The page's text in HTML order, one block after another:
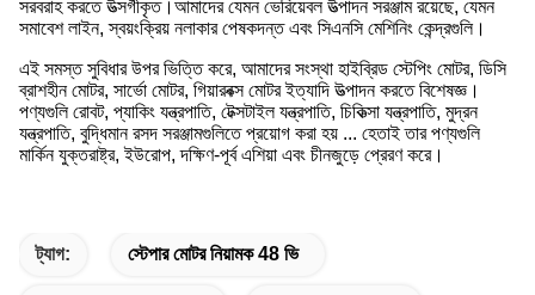
সরবরাহ করতে উত্সর্গীকৃত।আমাদের যেমন ভেরিয়েবল উত্পাদন সরঞ্জাম রয়েছে, যেমন
সমাবেশ লাইন, স্বয়ংক্রিয় নলাকার পেষকদন্ত এবং সিএনসি মেশিনিং কেন্দ্রগুলি।
এই সমস্ত সুবিধার উপর ভিত্তি করে, আমাদের সংস্থা হাইব্রিড স্টেপিং মোটর, ডিসি
ব্রাশহীন মোটর, সার্ভো মোটর, গিয়ারবক্স মোটর ইত্যাদি উত্পাদন করতে বিশেষজ্ঞ।
পণ্যগুলি রোবট, প্যাকিং যন্ত্রপাতি, টেক্সটাইল যন্ত্রপাতি, চিকিত্সা যন্ত্রপাতি, মুদ্রন
যন্ত্রপাতি, বুদ্ধিমান রসদ সরঞ্জামগুলিতে প্রয়োগ করা হয় ... হেতাই তার পণ্যগুলি
মার্কিন যুক্তরাষ্ট্র, ইউরোপ, দক্ষিণ-পূর্ব এশিয়া এবং চীনজুড়ে প্রেরণ করে।
ট্যাগ: স্টেপার মোটর নিয়ামক 48 ভি